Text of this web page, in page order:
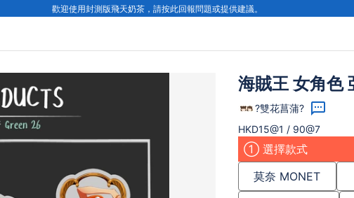
歡迎使用封測版飛天奶茶，請按此回報問題或提供建議。
海賊王 女角色
?雙花菖蒲?
HKD15@1 / 90@7
① 選擇款式
莫奈 MONET